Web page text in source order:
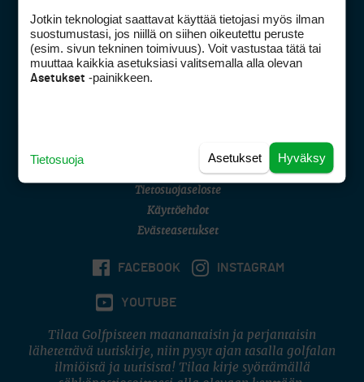
Golfpisteen yhteystiedot
DSA avoimuusraportti
Asiakaspalvelu
(digi) digi@otavamedia.fi
Tietosuojaseloste
Käyttöehdot
Evästeasetukset
FACEBOOK INSTAGRAM
YOUTUBE
Tilaa Golfpisteen maanantaisin ja perjantaisin
lähetettävä uutiskirje, niin pysyt ajan tasalla golfalan
ilmiöistä ja uutisista! Tilaa kirje syöttämällä
Jotkin teknologiat saattavat käyttää tietojasi myös ilman
suostumustasi, jos niillä on siihen oikeutettu peruste
(esim. sivun tekninen toimivuus). Voit vastustaa tätä tai
muuttaa kaikkia asetuksiasi valitsemalla alla olevan
Asetukset -painikkeen.
Hyväksy
Asetukset
Tietosuoja